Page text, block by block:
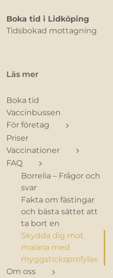
Boka tid i Lidköping
Tidsbokad mottagning
Läs mer
Boka tid
Vaccinbussen
För företag
Priser
Vaccinationer
FAQ
Borrelia – Frågor och
svar
Fakta om fästingar
och bästa sättet att
ta bort en
Skydda dig mot
malaria med
myggsticksprofylax
Om oss